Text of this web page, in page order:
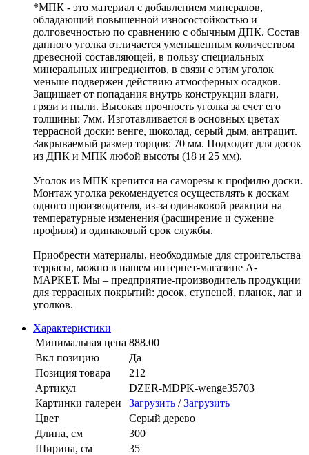
*МПК - это материал с добавлением минералов,
обладающий повышенной износостойкостью и
долговечностью по сравнению с обычным ДПК. Состав
данного уголка отличается уменьшенным количеством
древесной составляющей, в пользу специальных
минеральных ингредиентов, в связи с этим уголок
меньше подвержен действию атмосферных осадков.
Защищает от попадания внутрь конструкции влаги,
грязи и пыли. Высокая прочность уголка за счет его
толщины: 7мм. Изготавливается в основных цветах
террасной доски: венге, шоколад, серый дым, антрацит.
Закрываемый размер торцов: 70 мм. Подходит для досок
из ДПК и МПК любой высоты (18 и 25 мм).
Уголок из МПК крепится на саморезы к профилю доски.
Монтаж уголка рекомендуется осуществлять к доскам
одного производителя, из-за одинаковой реакции на
температурные изменения (расширение и сужение
профиля) и одинаковый срок службы.
Приобрести материалы, необходимые для строительства
террасы, можно в нашем интернет-магазине А-
МАРКЕТ. Мы – предприятие-производитель продукции
для террасных покрытий: досок, ступеней, планок, лаг и
уголков.
Характеристики
Минимальная цена 888.00
Вкл позицию
Да
Позиция товара
212
Артикул
DZER-MDPK-wenge35703
Картинки галереи
Загрузить /Загрузить
Цвет
Серый дерево
Длина, см
300
Ширина, см
35